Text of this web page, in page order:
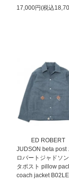
17,000円(税込
ED ROBERT
JUDSON beta post
ロバートジャドソ
タポスト pillow
coach jacket